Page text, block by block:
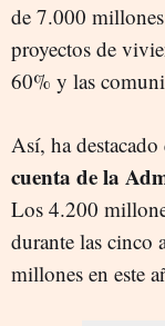
de 7.000
proyectos de
60% y las
Así, ha destacado
cuenta de la
Los 4.200
durante las cinco
millones en este